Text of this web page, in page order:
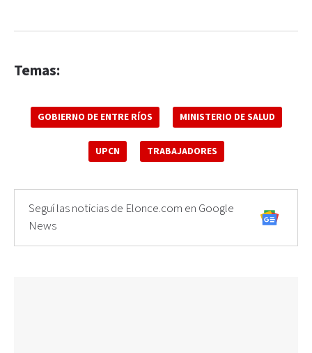
Temas:
GOBIERNO DE ENTRE RÍOS MINISTERIO DE SALUD
UPCN TRABAJADORES
Seguí las noticias de Elonce.com en Google
News